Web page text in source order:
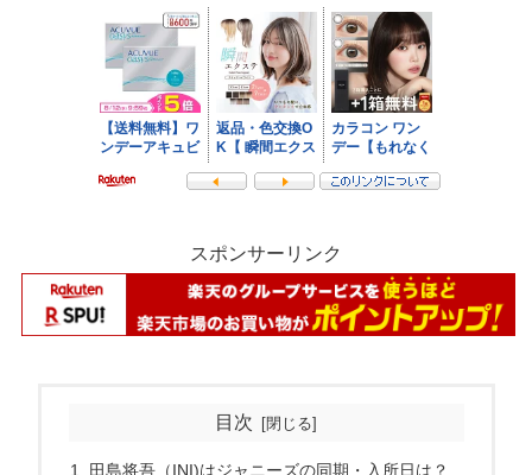
スポンサーリンク
目次
田島将吾（INI)はジャニーズの同期・入所日は？